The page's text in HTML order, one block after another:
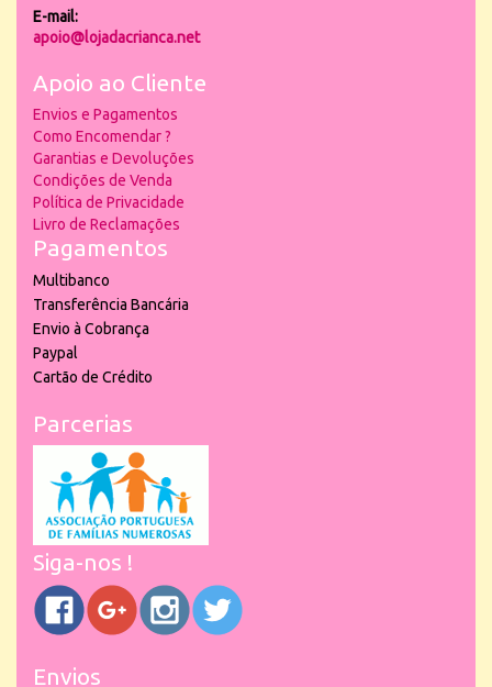
E-mail:
apoio@lojadacrianca.net
Apoio ao Cliente
Envios e Pagamentos
Como Encomendar ?
Garantias e Devoluções
Condições de Venda
Política de Privacidade
Livro de Reclamações
Pagamentos
Multibanco
Transferência Bancária
Envio à Cobrança
Paypal
Cartão de Crédito
Parcerias
Siga-nos !
Envios